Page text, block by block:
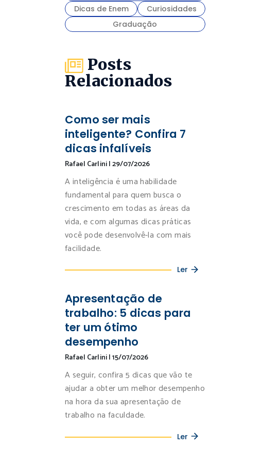
Dicas de Enem
Curiosidades
Graduação
Posts
Relacionados
Como ser mais
inteligente? Confira 7
dicas infalíveis
Rafael Carlini|29/07/2026
A inteligência é uma habilidade
fundamental para quem busca o
crescimento em todas as áreas da
vida, e com algumas dicas práticas
você pode desenvolvê-la com mais
facilidade.
Ler
Apresentação de
trabalho: 5 dicas para
ter um ótimo
desempenho
Rafael Carlini|15/07/2026
A seguir, confira 5 dicas que vão te
ajudar a obter um melhor desempenho
na hora da sua apresentação de
trabalho na faculdade.
Ler